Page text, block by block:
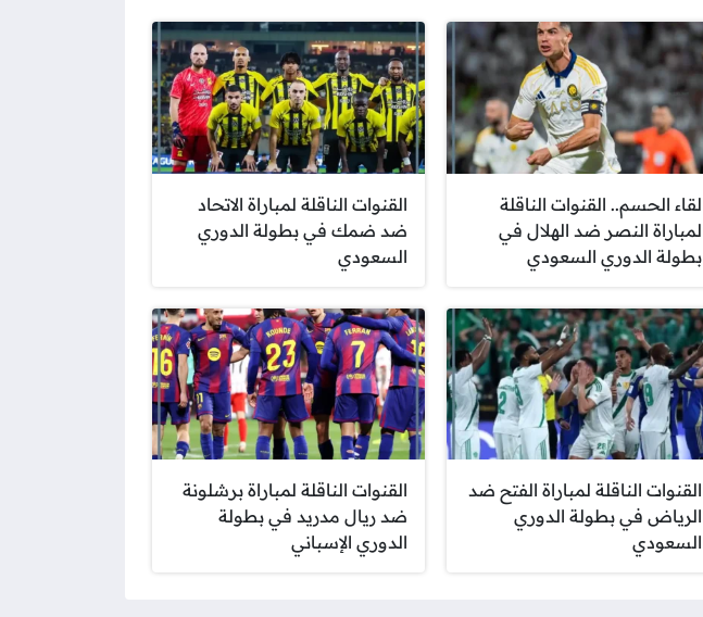
لقاء الحسم.. القنوات الناقلة
لمباراة النصر ضد الهلال في
بطولة الدوري السعودي
القنوات الناقلة لمباراة الاتحاد
ضد ضمك في بطولة الدوري
السعودي
القنوات الناقلة لمباراة الفتح ضد
الرياض في بطولة الدوري
السعودي
القنوات الناقلة لمباراة برشلونة
ضد ريال مدريد في بطولة
الدوري الإسباني